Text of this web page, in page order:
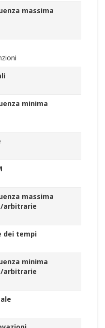
massima
minima
massima
arbitrarie
dei tempi
minima
arbitrarie